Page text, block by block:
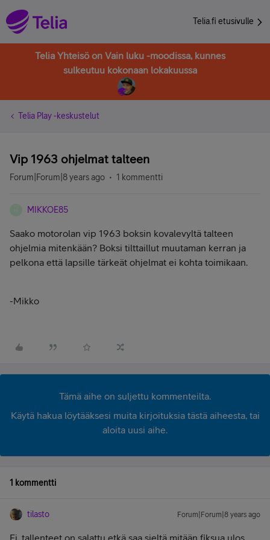
Telia.fi etusivulle
Telia Yhteisö on Vain luku -moodissa, kunnes
sulkeutuu kokonaan lokakuussa
Telia Play -keskustelut
Vip 1963 ohjelmat talteen
Forum|Forum|8 years ago 1 kommentti
MIKKOE85
Saako motorolan vip 1963 boksin kovalevyltä talteen
ohjelmia mitenkään? Boksi tilttaillut muutaman kerran ja
pelkona että lapsille tärkeät ohjelmat ei kohta toimikaan.
-Mikko
Tämä aihe on suljettu kommenteilta.
Käytä hakua löytääksesi muita kirjoituksia tästä aiheesta, tai
aloita uusi aihe.
1 kommentti
tilasto Forum|Forum|8 years ago
Ei, tallenteet on salattu etkä saa sieltä mitään fiksua ulos